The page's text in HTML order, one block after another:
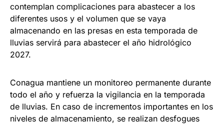
contemplan complicaciones para abastecer a los
diferentes usos y el volumen que se vaya
almacenando en las presas en esta temporada de
lluvias servirá para abastecer el año hidrológico
2027.
Conagua mantiene un monitoreo permanente durante
todo el año y refuerza la vigilancia en la temporada
de lluvias. En caso de incrementos importantes en los
niveles de almacenamiento, se realizan desfogues